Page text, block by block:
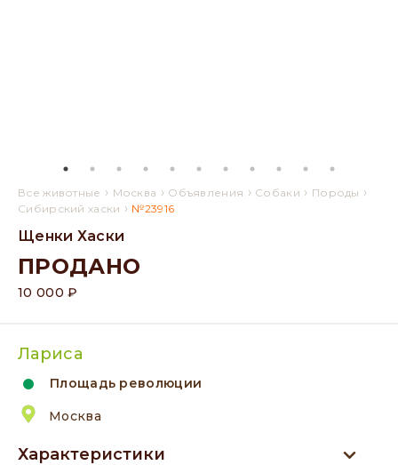
Все животные › Москва › Объявления › Собаки › Породы ›
Сибирский хаски › №23916
Щенки Хаски
ПРОДАНО
10 000 ₽
Лариса
Площадь революции
Москва
Характеристики